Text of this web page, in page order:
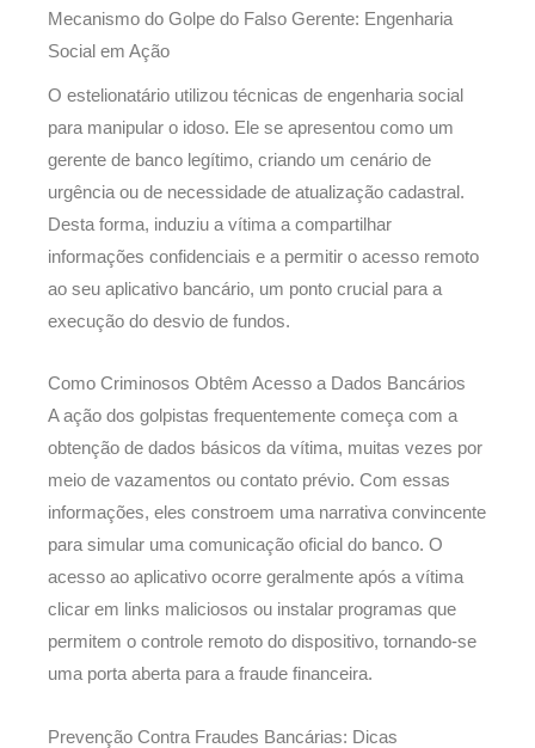
Mecanismo do Golpe do Falso Gerente: Engenharia
Social em Ação
O estelionatário utilizou técnicas de engenharia social
para manipular o idoso. Ele se apresentou como um
gerente de banco legítimo, criando um cenário de
urgência ou de necessidade de atualização cadastral.
Desta forma, induziu a vítima a compartilhar
informações confidenciais e a permitir o acesso remoto
ao seu aplicativo bancário, um ponto crucial para a
execução do desvio de fundos.
Como Criminosos Obtêm Acesso a Dados Bancários
A ação dos golpistas frequentemente começa com a
obtenção de dados básicos da vítima, muitas vezes por
meio de vazamentos ou contato prévio. Com essas
informações, eles constroem uma narrativa convincente
para simular uma comunicação oficial do banco. O
acesso ao aplicativo ocorre geralmente após a vítima
clicar em links maliciosos ou instalar programas que
permitem o controle remoto do dispositivo, tornando-se
uma porta aberta para a fraude financeira.
Prevenção Contra Fraudes Bancárias: Dicas